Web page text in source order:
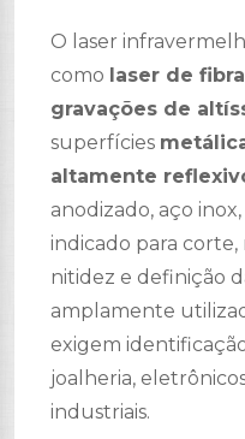
O laser
como laser de
gravações de
superfícies
altamente
anodizado, aço
indicado para corte,
nitidez e definição
amplamente
exigem
joalheria,
industriais.